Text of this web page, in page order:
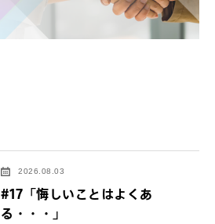
2026.08.03
#17「悔しいことはよくあ
る・・・」